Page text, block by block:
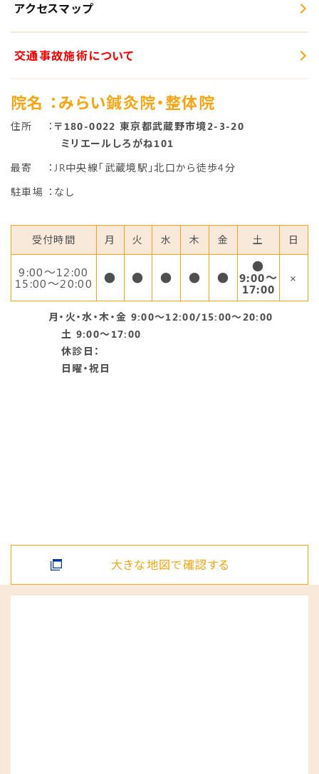
アクセスマップ
交通事故施術について
院名 ：みらい鍼灸院・整体院
住所 ： 〒180-0022 東京都武蔵野市境2-3-20
ミリエールしろがね101
最寄
：JR中央線「武蔵境駅」北口から徒歩4分
駐車場 ：なし
受付時間 月 火 水 木 金 土 日
9:00〜12:00
15:00～20:00 ● ● ● ● ●
●
9:00～
17:00
×
月・火・水・木・金 9:00～12:00/15:00～20:00
土 9:00～17:00
休診日：
日曜・祝日
大きな地図で確認する